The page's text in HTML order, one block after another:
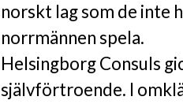
norskt lag som de inte
norrmännen spela.
Helsingborg Consuls
självförtroende. I